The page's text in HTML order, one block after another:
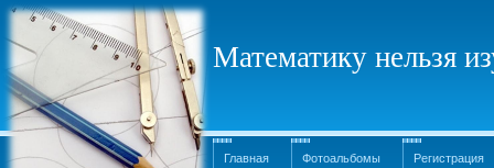
Математику нельзя
Главная Фотоальбомы Регистрация